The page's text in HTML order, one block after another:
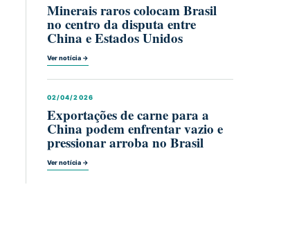
Minerais raros colocam Brasil
no centro da disputa entre
China e Estados Unidos
Ver notícia →
02/04/2026
Exportações de carne para a
China podem enfrentar vazio e
pressionar arroba no Brasil
Ver notícia →